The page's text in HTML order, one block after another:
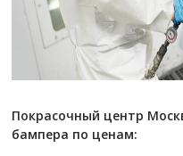
Покрасочный центр
бампера по ценам: